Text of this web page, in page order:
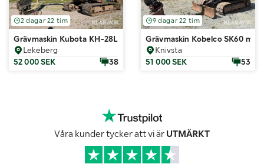
2 dagar 22 tim
Grävmaskin Kubota KH-28L
Lekeberg
52 000 SEK
38
9 dagar 22 tim
Grävmaskin Kobelco SK60
Knivsta
51 000 SEK
53
Våra kunder tycker att vi är UTMÄRKT